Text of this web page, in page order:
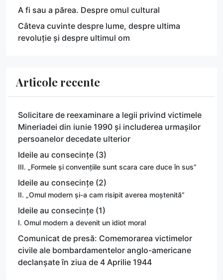
A fi sau a părea. Despre omul cultural
Câteva cuvinte despre lume, despre ultima
revoluție și despre ultimul om
Articole recente
Solicitare de reexaminare a legii privind victimele
Mineriadei din iunie 1990 și includerea urmașilor
persoanelor decedate ulterior
Ideile au consecințe (3)
III. „Formele și convențiile sunt scara care duce în sus”
Ideile au consecințe (2)
II. „Omul modern și-a cam risipit averea moștenită”
Ideile au consecințe (1)
I. Omul modern a devenit un idiot moral
Comunicat de presă: Comemorarea victimelor
civile ale bombardamentelor anglo-americane
declanșate în ziua de 4 Aprilie 1944